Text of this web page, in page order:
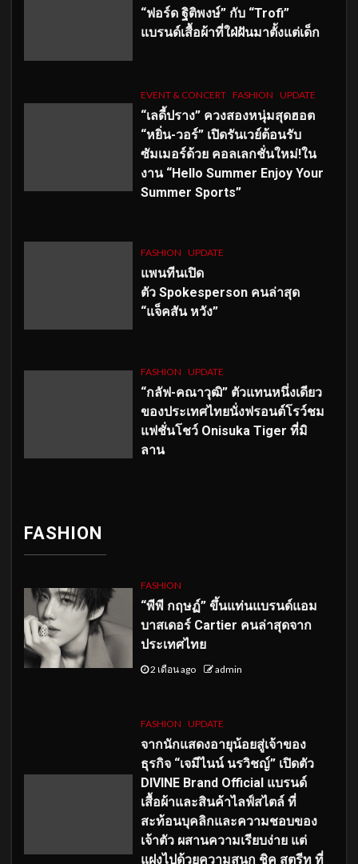
“ฟอร์ด ฐิติพงษ์” กับ “Trofi”
แบรนด์เสื้อผ้าที่ใฝ่ฝันมาตั้งแต่เด็ก
EVENT & CONCERT FASHION UPDATE
“เลดี้ปราง” ควงสองหนุ่มสุดฮอต
“หยิ่น-วอร์” เปิดรันเวย์ต้อนรับ
ซัมเมอร์ด้วย คอลเลกชั่นใหม่!ใน
งาน “Hello Summer Enjoy Your
Summer Sports”
FASHION UPDATE
แพนทีนเปิด
ตัว Spokesperson คนล่าสุด
“แจ็คสัน หวัง”
FASHION UPDATE
“กลัฟ-คณาวุฒิ” ตัวแทนหนึ่งเดียว
ของประเทศไทยนั่งฟรอนต์โรว์ชม
แฟชั่นโชว์ Onisuka Tiger ที่มิ
ลาน
FASHION
FASHION
“พีพี กฤษฏ์” ขึ้นแท่นแบรนด์แอม
บาสเดอร์ Cartier คนล่าสุดจาก
ประเทศไทย
2 เดือน ago admin
FASHION UPDATE
จากนักแสดงอายุน้อยสู่เจ้าของ
ธุรกิจ “เจมีไนน์ นรวิชญ์” เปิดตัว
DIVINE Brand Official แบรนด์
เสื้อผ้าและสินค้าไลฟ์สไตล์ ที่
สะท้อนบุคลิกและความชอบของ
เจ้าตัว ผสานความเรียบง่าย แต่
แฝงไปด้วยความสนุก ชิค สตรีท ที่